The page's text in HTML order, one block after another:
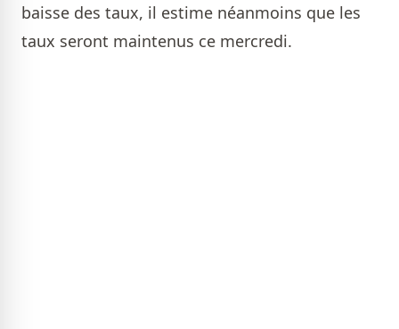
baisse des taux, il estime néanmoins que les
taux seront maintenus ce mercredi.